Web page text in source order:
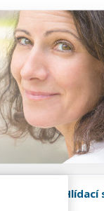
Hlídací